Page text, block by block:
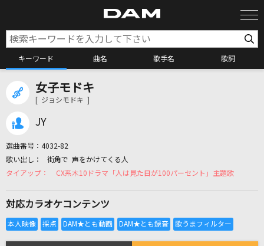
キーワード 曲名 歌手名 歌詞
カラオケリクエスト
リアルタイムで歌われている曲の一覧
女子モドキ
[ ジョシモドキ ]
JY
選曲番号： 4032-82
街角で 声をかけてくる人
CX系木10ドラマ「人は見た目が100パーセント」主題歌
対応カラオケコンテンツ